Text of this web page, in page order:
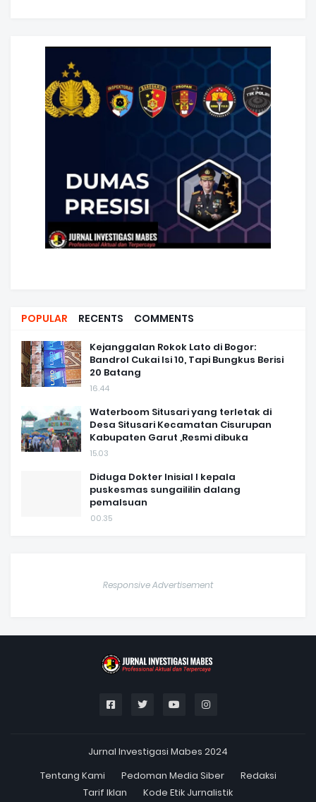
POPULAR RECENTS COMMENTS
Kejanggalan Rokok Lato di Bogor:
Bandrol Cukai Isi 10, Tapi Bungkus Berisi
20 Batang
16.44
Waterboom Situsari yang terletak di
Desa Situsari Kecamatan Cisurupan
Kabupaten Garut ,Resmi dibuka
15.03
Diduga Dokter Inisial I kepala
puskesmas sungaililin dalang
pemalsuan
00.35
Responsive Advertisement
Jurnal Investigasi Mabes 2024
Tentang Kami
Pedoman Media Siber
Redaksi
Tarif Iklan
Kode Etik Jurnalistik